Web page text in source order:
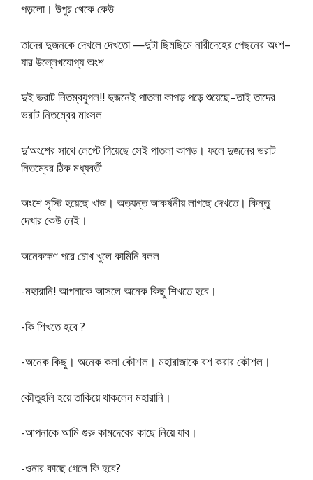
পড়লাে। উপুর থেকে কেউ
তাদের দুজনকে দেখলে দেখতাে —দুটা ছিমছিমে নারীদেহের পেছনের অংশ–
যার উল্লেখযােগ্য অংশ
দুই ভরাট নিতম্বযুগল!! দুজনেই পাতলা কাপড় পড়ে শুয়েছে–তাই তাদের
ভরাট নিতম্বের মাংসল
দু’অংশের সাথে লেপ্টে গিয়েছে সেই পাতলা কাপড়। ফলে দুজনের ভরাট
নিতম্বের ঠিক মধ্যবর্তী
অংশে সৃস্টি হয়েছে খাজ। অত্যন্ত আকর্ষনীয় লাগছে দেখতে। কিন্তু
দেখার কেউ নেই।
অনেকক্ষণ পরে চোখ খুলে কামিনি বলল
-মহারানি! আপনাকে আসলে অনেক কিছু শিখতে হবে।
-কি শিখতে হবে ?
-অনেক কিছু। অনেক কলা কৌশল। মহারাজাকে বশ করার কৌশল।
কৌতুহলি হয়ে তাকিয়ে থাকলেন মহারানি।
-আপনাকে আমি গুরু কামদেবের কাছে নিয়ে যাব।
-ওনার কাছে গেলে কি হবে?